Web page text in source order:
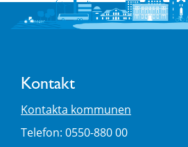
Kontakt
Kontakta kommunen
Telefon: 0550-880 00